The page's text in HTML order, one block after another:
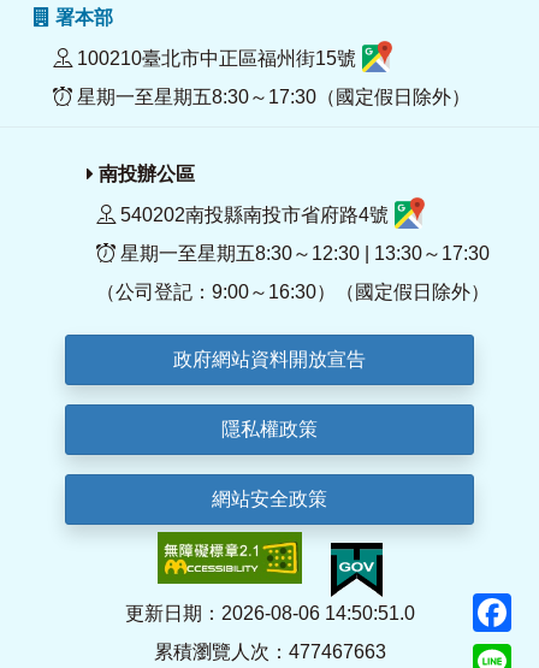
署本部
100210臺北市中正區福州街15號
星期一至星期五8:30～17:30（國定假日除外）
南投辦公區
540202南投縣南投市省府路4號
星期一至星期五8:30～12:30 | 13:30～17:30
（公司登記：9:00～16:30）（國定假日除外）
政府網站資料開放宣告
隱私權政策
網站安全政策
更新日期：2026-08-06 14:50:51.0
累積瀏覽人次：477467663